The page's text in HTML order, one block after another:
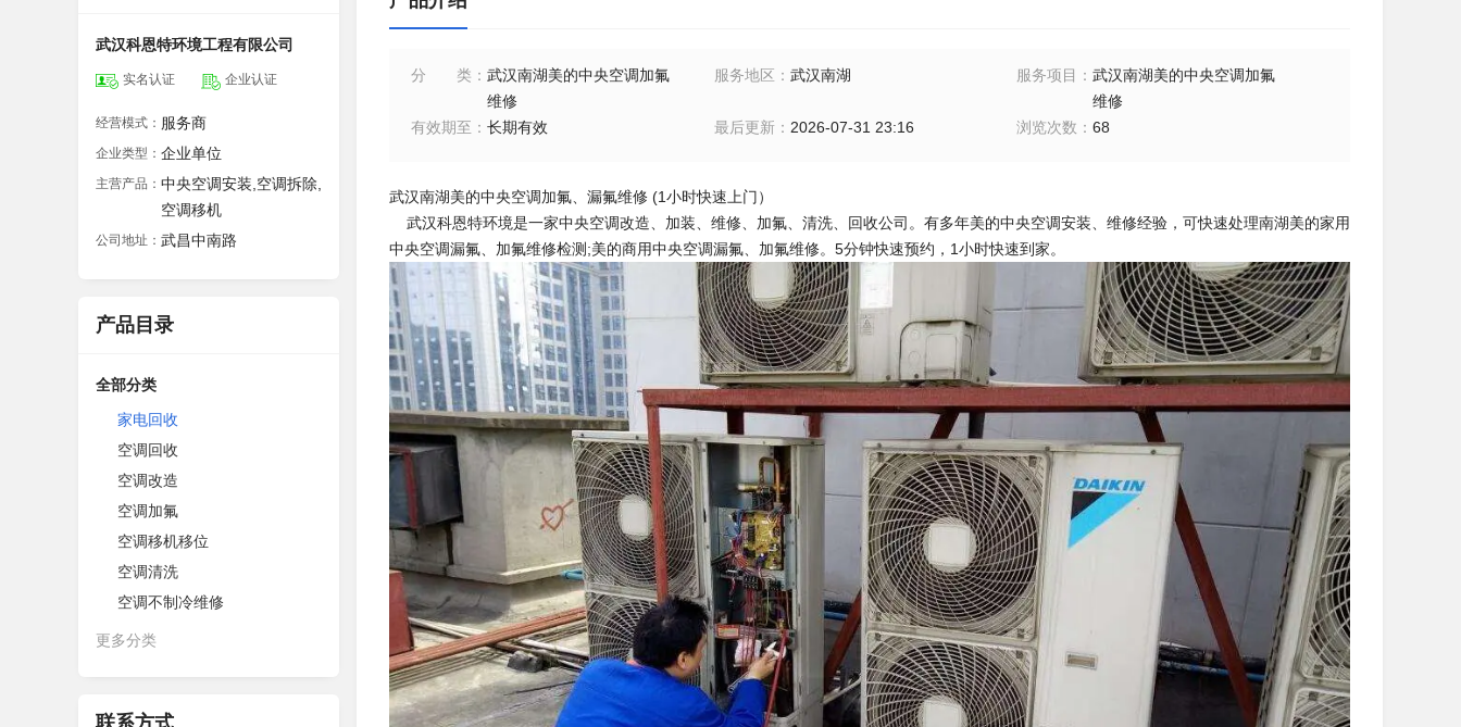
武汉科恩特环境工程有限公司
实名认证 企业认证
经营模式： 服务商
企业类型： 企业单位
主营产品： 中央空调安装,空调拆除,
空调移机
公司地址： 武昌中南路
产品目录
全部分类
家电回收
空调回收
空调改造
空调加氟
空调移机移位
空调清洗
空调不制冷维修
更多分类
联系方式
分类 ： 武汉南湖美的中央空调加氟
维修
服务地区 ： 武汉南湖 服务项目 ：武汉南湖美的中央空调加氟
维修
有效期至 ： 长期有效 最后更新： 2026-07-31 23:16 浏览次数 ：68
武汉南湖美的中央空调加氟、漏氟维修 (1小时快速上门）
武汉科恩特环境是一家中央空调改造、加装、维修、加氟、清洗、回收公司。有多年美的中央空调安装、维修经验，可快速处理南湖美的家用
中央空调漏氟、加氟维修检测;美的商用中央空调漏氟、加氟维修。5分钟快速预约，1小时快速到家。